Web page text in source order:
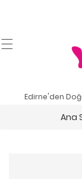
Edirne'den
Ana